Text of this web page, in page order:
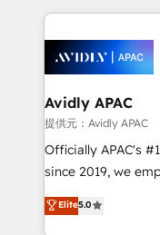
website
and sales around the
migrations,
approach is
real industry
B2B challenges. From onboarding to enterprise CRM
migrations, we
hub. Because we
we’ve seen how
results: better
Avidly APAC
提供元：Avidly APAC
Officially APAC's
since 2019, we empower businesses in Australia,
New Zealand, and
potential through
Elite5.0